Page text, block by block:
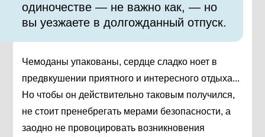
одиночестве — не важно как, — но
вы уезжаете в долгожданный отпуск.
Чемоданы упакованы, сердце сладко ноет в
предвкушении приятного и интересного отдыха...
Но чтобы он действительно таковым получился,
не стоит пренебрегать мерами безопасности, а
заодно не провоцировать возникновения